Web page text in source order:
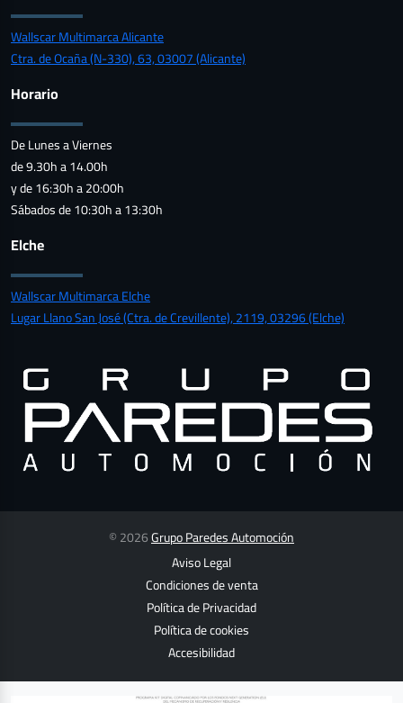
Wallscar Multimarca Alicante
Ctra. de Ocaña (N-330), 63, 03007 (Alicante)
Horario
De Lunes a Viernes
de 9.30h a 14.00h
y de 16:30h a 20:00h
Sábados de 10:30h a 13:30h
Elche
Wallscar Multimarca Elche
Lugar Llano San José (Ctra. de Crevillente), 2119, 03296 (Elche)
© 2026Grupo Paredes Automoción
Aviso Legal
Condiciones de venta
Política de Privacidad
Política de cookies
Accesibilidad